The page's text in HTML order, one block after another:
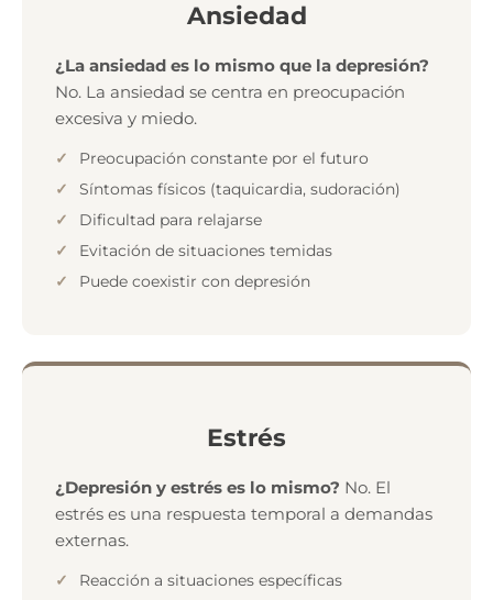
Ansiedad
¿La ansiedad es lo mismo que la depresión?
No. La ansiedad se centra en preocupación
excesiva y miedo.
Preocupación constante por el futuro
Síntomas físicos (taquicardia, sudoración)
Dificultad para relajarse
Evitación de situaciones temidas
Puede coexistir con depresión
Estrés
¿Depresión y estrés es lo mismo? No. El
estrés es una respuesta temporal a demandas
externas.
Reacción a situaciones específicas